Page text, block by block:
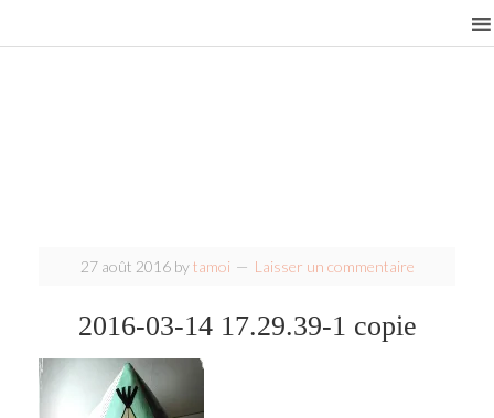
27 août 2016bytamoi Laisser un commentaire
2016-03-14 17.29.39-1 copie